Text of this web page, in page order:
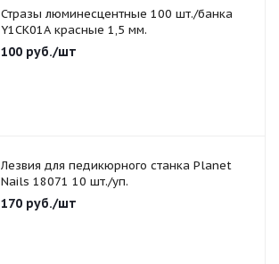
Стразы люминесцентные 100 шт./банка
Y1CK01A красные 1,5 мм.
100 руб./шт
Лезвия для педикюрного станка Planet
Nails 18071 10 шт./уп.
170 руб./шт